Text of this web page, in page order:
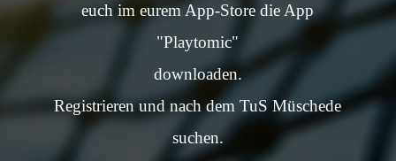
euch im eurem App-Store die App
"Playtomic"
downloaden.
Registrieren und nach dem TuS Müschede
suchen.